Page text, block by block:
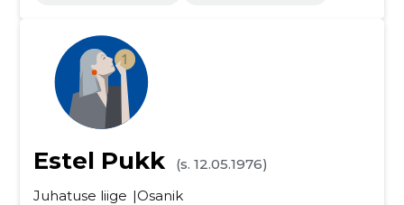
Estel Pukk
(s. 12.05.1976)
Juhatuse liige
Osanik